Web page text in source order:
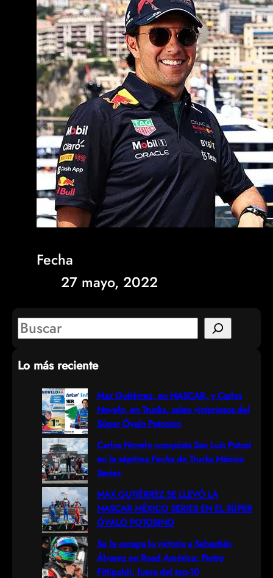
Fecha
27 mayo, 2022
S
a
Lo más reciente
Max Gutiérrez, en NASCAR, y Carlos
Novelo, en Trucks, salen victoriosos del
Súper Óvalo Potosino
Carlos Novelo conquista San Luis Potosí
en la séptima Fecha de Trucks México
Series
MAX GUTIÉRREZ SE LLEVÓ LA
NASCAR MÉXICO SERIES EN EL SÚPER
ÓVALO POTOSINO
Se le escapa la victoria a Sebastián
Álvarez en Road América; Pietro
Fittipaldi, fuera del top-10